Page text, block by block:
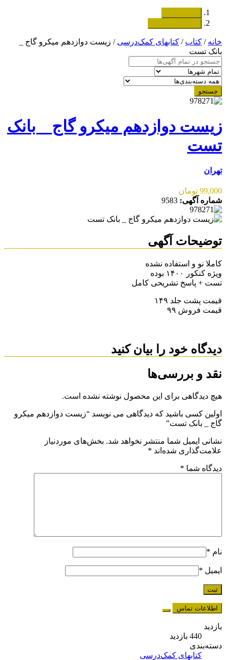
خانه/ کتاب/ کتابهای کمک‌درسی / زیست دوازدهم میکرو گاج _
بانک تست
جستجو
زیست دوازدهم میکرو گاج _ بانک
تست
تهران
99,000 تومان
شماره آگهی: 9583
توضیحات آگهی
کاملا نو و استفاده نشده
ویژه کنکور ۱۴۰۰ بوده
تست + پاسخ تشریحی کامل
قیمت پشت جلد ۱۴۹
قیمت فروش ۹۹
دیدگاه خود را بیان کنید
نقد و بررسی‌ها
هیچ دیدگاهی برای این محصول نوشته نشده است.
اولین کسی باشید که دیدگاهی می نویسد “زیست دوازدهم میکرو
گاج _ بانک تست”
نشانی ایمیل شما منتشر نخواهد شد.بخش‌های موردنیاز
علامت‌گذاری شده‌اند *
دیدگاه شما *
نام *
ایمیل *
اطلاعات تماس
بازدید
440 بازدید
دسته‌بندی
کتابهای کمک‌درسی